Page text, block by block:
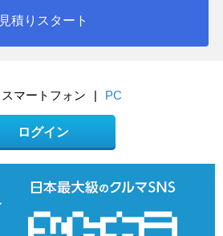
見積りスタート
スマートフォン | PC
ログイン